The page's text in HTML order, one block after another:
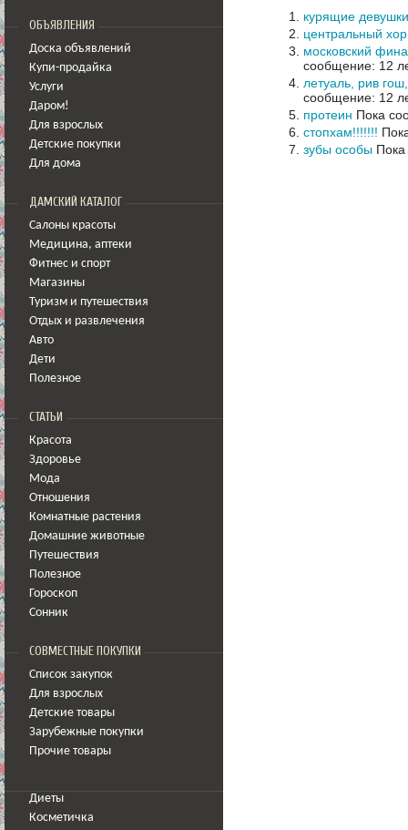
ОБЪЯВЛЕНИЯ
Доска объявлений
Купи-продайка
Услуги
Даром!
Для взрослых
Детские покупки
Для дома
ДАМСКИЙ КАТАЛОГ
Салоны красоты
Медицина, аптеки
Фитнес и спорт
Магазины
Туризм и путешествия
Отдых и развлечения
Авто
Дети
Полезное
СТАТЬИ
Красота
Здоровье
Мода
Отношения
Комнатные растения
Домашние животные
Путешествия
Полезное
Гороскоп
Сонник
СОВМЕСТНЫЕ ПОКУПКИ
Список закупок
Для взрослых
Детские товары
Зарубежные покупки
Прочие товары
Диеты
Косметичка
курящие девушки
центральный
московский
сообщение: 12
летуаль, рив
сообщение: 12
протеин Пока
стопхам!!!!!!!
зубы особы